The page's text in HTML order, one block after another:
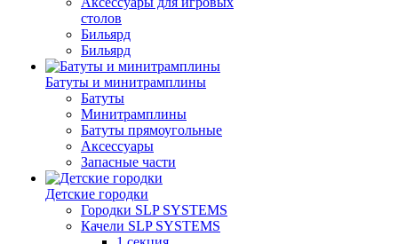
столов
Бильяpд
Бильяpд
Батуты и минитрамплины
Батуты
Минитрамплины
Батуты прямоугольные
Аксессуары
Запасные части
Детские городки
Городки SLP SYSTEMS
Качели SLP SYSTEMS